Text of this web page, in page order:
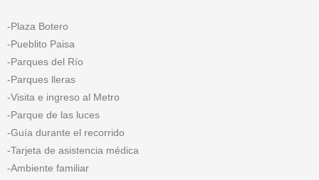
-Plaza Botero
-Pueblito Paisa
-Parques del Río
-Parques lleras
-Visita e ingreso al Metro
-Parque de las luces
-Guía durante el recorrido
-Tarjeta de asistencia médica
-Ambiente familiar